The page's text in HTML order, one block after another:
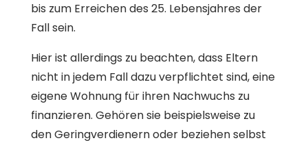
bis zum Erreichen des 25. Lebensjahres der
Fall sein.
Hier ist allerdings zu beachten, dass Eltern
nicht in jedem Fall dazu verpflichtet sind, eine
eigene Wohnung für ihren Nachwuchs zu
finanzieren. Gehören sie beispielsweise zu
den Geringverdienern oder beziehen selbst